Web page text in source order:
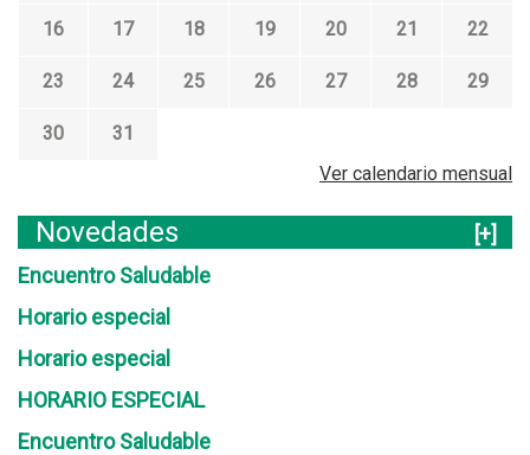
16 17 18 19 20 21 22
23 24 25 26 27 28 29
30
31
Ver calendario mensual
Novedades
[+]
Encuentro Saludable
Horario especial
Horario especial
HORARIO ESPECIAL
Encuentro Saludable